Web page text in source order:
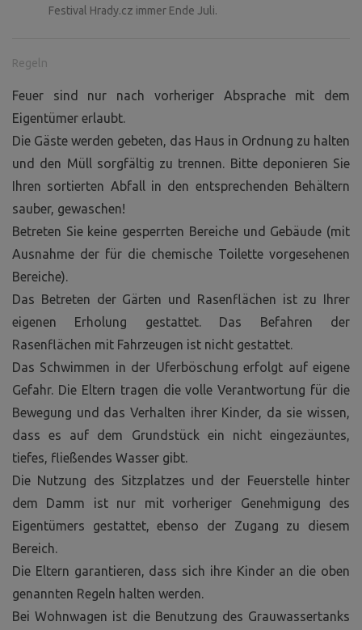
neugierig, suchen aber – wie es nun einmal so ist – nicht
sind willkommen, aber wenn die Lieblingsbeschäftigung
bitte davon ab.
Abgesehen von den Katzen ist es hier wie in einem kleinen
Wasserzoo. Im Wasserlauf schwimmen Nutrias, Enten
und natürlich Fische. Und auch Menschen. Diese können
die Granittreppe ins Wasser nutzen oder direkt vom Ufer
aus ins Wasser springen. Natürlich auf eigene Gefahr, wir
haben keine Rettungsschwimmer. ;-) Also bis bald in
Švihov!
Festival Hrady.cz immer Ende Juli.
Regeln
Feuer sind nur nach vorheriger Absprache mit dem
Eigentümer erlaubt.
Die Gäste werden gebeten, das Haus in Ordnung zu halten
und den Müll sorgfältig zu trennen. Bitte deponieren Sie
Ihren sortierten Abfall in den entsprechenden Behältern
sauber, gewaschen!
Betreten Sie keine gesperrten Bereiche und Gebäude (mit
Ausnahme der für die chemische Toilette vorgesehenen
Bereiche).
Das Betreten der Gärten und Rasenflächen ist zu Ihrer
eigenen Erholung gestattet. Das Befahren der
Rasenflächen mit Fahrzeugen ist nicht gestattet.
Das Schwimmen in der Uferböschung erfolgt auf eigene
Gefahr. Die Eltern tragen die volle Verantwortung für die
Bewegung und das Verhalten ihrer Kinder, da sie wissen,
dass es auf dem Grundstück ein nicht eingezäuntes,
tiefes, fließendes Wasser gibt.
Die Nutzung des Sitzplatzes und der Feuerstelle hinter
dem Damm ist nur mit vorheriger Genehmigung des
Eigentümers gestattet, ebenso der Zugang zu diesem
Bereich.
Die Eltern garantieren, dass sich ihre Kinder an die oben
genannten Regeln halten werden.
Bei Wohnwagen ist die Benutzung des Grauwassertanks